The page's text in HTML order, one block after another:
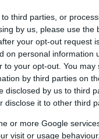
third parties, or
by us, please use the
your opt-out request
on personal information
your opt-out. You
by third parties on
disclosed by us to third
disclose it to other third
or more Google
visit or usage
della